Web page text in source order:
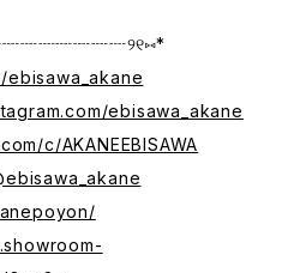
ebisawa_akane
c/AKANEEBISAWA